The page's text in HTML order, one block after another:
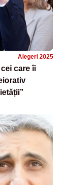
Alegeri 2025